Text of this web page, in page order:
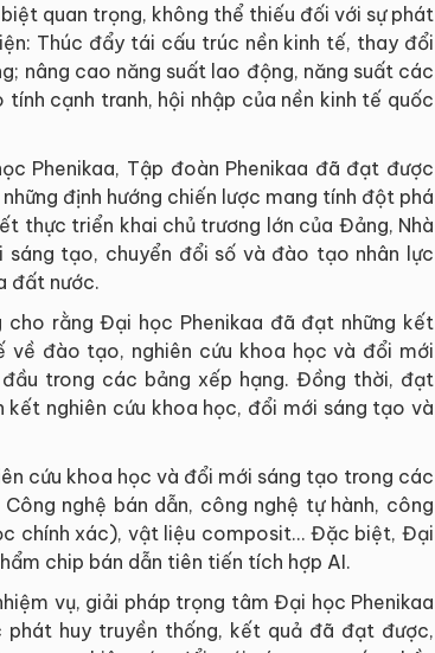
quan trọng, không thể thiếu đối với sự phát
Thúc đẩy tái cấu trúc nền kinh tế, thay đổi
nâng cao năng suất lao động, năng suất các
cạnh tranh, hội nhập của nền kinh tế quốc
Phenikaa, Tập đoàn Phenikaa đã đạt được
định hướng chiến lược mang tính đột phá
thực triển khai chủ trương lớn của Đảng, Nhà
tạo, chuyển đổi số và đào tạo nhân lực
đất nước.
rằng Đại học Phenikaa đã đạt những kết
về đào tạo, nghiên cứu khoa học và đổi mới
trong các bảng xếp hạng. Đồng thời, đạt
nghiên cứu khoa học, đổi mới sáng tạo và
cứu khoa học và đổi mới sáng tạo trong các
nghệ bán dẫn, công nghệ tự hành, công
chính xác), vật liệu composit… Đặc biệt, Đại
chip bán dẫn tiên tiến tích hợp AI.
vụ, giải pháp trọng tâm Đại học Phenikaa
huy truyền thống, kết quả đã đạt được,